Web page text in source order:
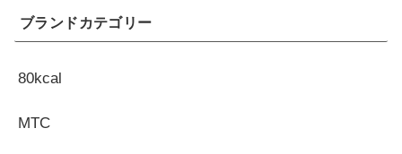
ブランドカテゴリー
80kcal
MTC